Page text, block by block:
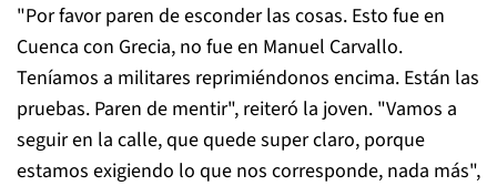
"Por favor paren de esconder las cosas. Esto fue en
Cuenca con Grecia, no fue en Manuel Carvallo.
Teníamos a militares reprimiéndonos encima. Están las
pruebas. Paren de mentir", reiteró la joven. "Vamos a
seguir en la calle, que quede super claro, porque
estamos exigiendo lo que nos corresponde, nada más",